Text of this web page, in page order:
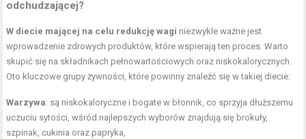
odchudzającej?
W diecie mającej na celu redukcję wagi niezwykle ważne jest
wprowadzenie zdrowych produktów, które wspierają ten proces. Warto
skupić się na składnikach pełnowartościowych oraz niskokalorycznych.
Oto kluczowe grupy żywności, które powinny znaleźć się w takiej diecie:
Warzywa: są niskokaloryczne i bogate w błonnik, co sprzyja dłuższemu
uczuciu sytości, wśród najlepszych wyborów znajdują się brokuły,
szpinak, cukinia oraz papryka,